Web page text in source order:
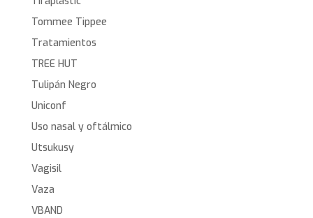
Tommee Tippee
Tratamientos
TREE HUT
Tulipán Negro
Uniconf
Uso nasal y oftálmico
Utsukusy
Vagisil
Vaza
VBAND